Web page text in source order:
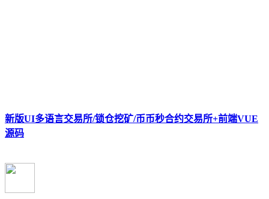
新版UI多语言交易所/锁仓挖矿/币币秒合约交易所+前端VUE
源码